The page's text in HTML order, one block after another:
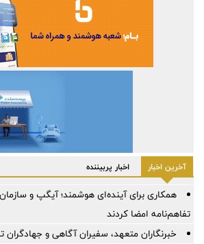
آخرین اخبار اخبار پربیننده
همکاری برای آینده‌ای هوشمند؛ آیگپ و
تفاهم‌نامه امضا کردند
خبرنگاران متعهد، سفیران آگاهی و